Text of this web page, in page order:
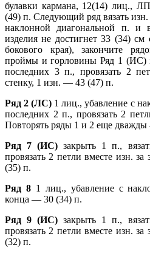
булавки кармана, 12(14) лиц.,
(49) п. Следующий ряд вязать
наклонной диагональной п. и
изделия не достигнет 33 (34) см
бокового края), закончите
проймы и горловины Ряд 1 (ИС)
последних 3 п., провязать 2
стенку, 1 изн. — 43 (47) п.
Ряд 2 (ЛС) 1 лиц., убавление с
последних 2 п., провязать 2
Повторять ряды 1 и 2 еще
Ряд 7 (ИС) закрыть 1 п.,
провязать 2 петли вместе изн.
(35) п.
Ряд 81 лиц., убавление с
конца — 30 (34) п.
Ряд 9 (ИС) закрыть 1 п.,
провязать 2 петли вместе изн.
(32) п.